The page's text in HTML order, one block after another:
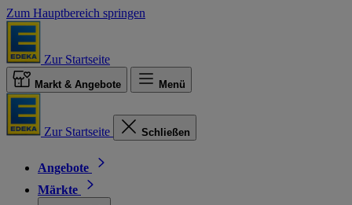
Zum Hauptbereich springen
Zur Startseite
Markt & Angebote Menü
Zur Startseite Schließen
Angebote
Märkte